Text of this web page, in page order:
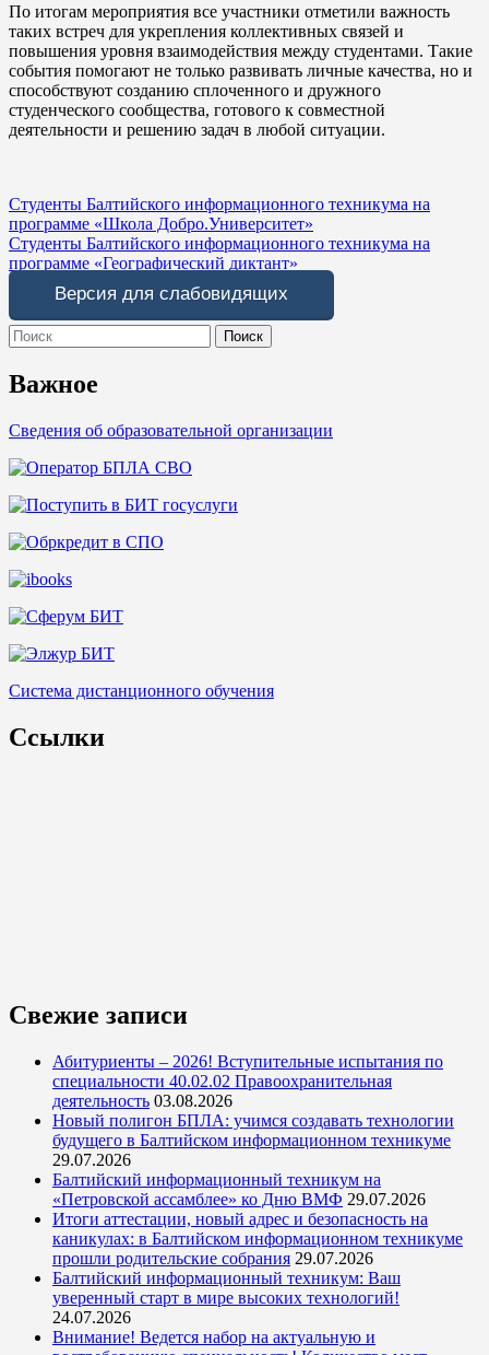
По итогам мероприятия все участники отметили важность
таких встреч для укрепления коллективных связей и
повышения уровня взаимодействия между студентами. Такие
события помогают не только развивать личные качества, но и
способствуют созданию сплоченного и дружного
студенческого сообщества, готового к совместной
деятельности и решению задач в любой ситуации.
Навигация
по
записям
Студенты Балтийского информационного техникума на
программе «Школа Добро.Университет»
Студенты Балтийского информационного техникума на
программе «Географический диктант»
Версия для слабовидящих
Search
for:
Важное
Сведения об образовательной организации
Система дистанционного обучения
Ссылки
Свежие записи
Абитуриенты – 2026! Вступительные испытания по
специальности 40.02.02 Правоохранительная
деятельность 03.08.2026
Новый полигон БПЛА: учимся создавать технологии
будущего в Балтийском информационном техникуме
29.07.2026
Балтийский информационный техникум на
«Петровской ассамблее» ко Дню ВМФ 29.07.2026
Итоги аттестации, новый адрес и безопасность на
каникулах: в Балтийском информационном техникуме
прошли родительские собрания 29.07.2026
Балтийский информационный техникум: Ваш
уверенный старт в мире высоких технологий!
24.07.2026
Внимание! Ведется набор на актуальную и